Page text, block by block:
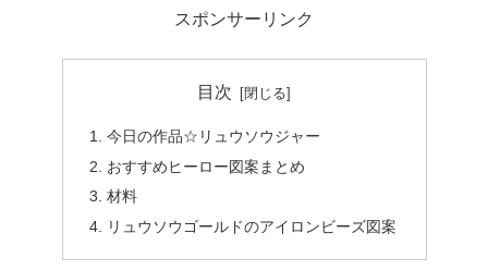
スポンサーリンク
目次
今日の作品☆リュウソウジャー
おすすめヒーロー図案まとめ
材料
リュウソウゴールドのアイロンビーズ図案